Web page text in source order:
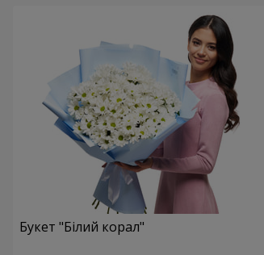
Букет "Білий корал"